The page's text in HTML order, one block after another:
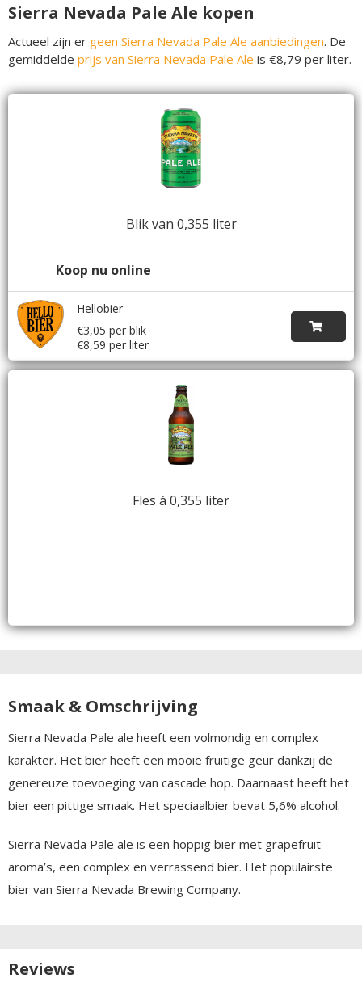
Sierra Nevada Pale Ale kopen
Actueel zijn er geen Sierra Nevada Pale Ale aanbiedingen. De
gemiddelde prijs van Sierra Nevada Pale Ale is €8,79 per liter.
Blik van 0,355 liter
Koop nu online
Hellobier
€3,05 per blik
€8,59 per liter
Fles á 0,355 liter
Smaak & Omschrijving
Sier­ra Ne­va­da Pa­le ale heeft een volmondig en complex
karakter. Het bier heeft een mooie fruitige geur dankzij de
genereuze toevoeging van cascade hop. Daarnaast heeft het
bier een pittige smaak. Het speciaalbier bevat 5,6% alcohol.
Sier­ra Ne­va­da Pa­le ale is een hoppig bier met grapefruit
aroma’s, een complex en verrassend bier. Het populairste
bier van Sierra Nevada Brewing Company.
Reviews